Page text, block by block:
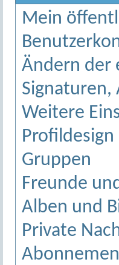
Mein
Ändern der
Signaturen,
Weitere
Profildesign
Gruppen
Freunde
Alben und
Private